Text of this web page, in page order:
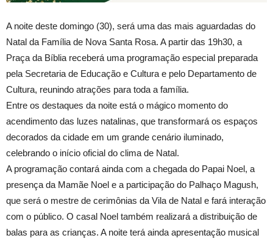
A noite deste domingo (30), será uma das mais aguardadas do
Natal da Família de Nova Santa Rosa. A partir das 19h30, a
Praça da Bíblia receberá uma programação especial preparada
pela Secretaria de Educação e Cultura e pelo Departamento de
Cultura, reunindo atrações para toda a família.
Entre os destaques da noite está o mágico momento do
acendimento das luzes natalinas, que transformará os espaços
decorados da cidade em um grande cenário iluminado,
celebrando o início oficial do clima de Natal.
A programação contará ainda com a chegada do Papai Noel, a
presença da Mamãe Noel e a participação do Palhaço Magush,
que será o mestre de cerimônias da Vila de Natal e fará interação
com o público. O casal Noel também realizará a distribuição de
balas para as crianças. A noite terá ainda apresentação musical